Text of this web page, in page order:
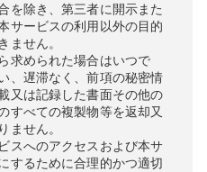
を除き、第三者に開示また
サービスの利用以外の目的
ません。
求められた場合はいつで
、遅滞なく、前項の秘密情
又は記録した書面その他の
すべての複製物等を返却又
ません。
スへのアクセスおよび本サ
するために合理的かつ適切